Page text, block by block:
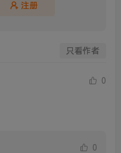
注册
只看作者
0
0